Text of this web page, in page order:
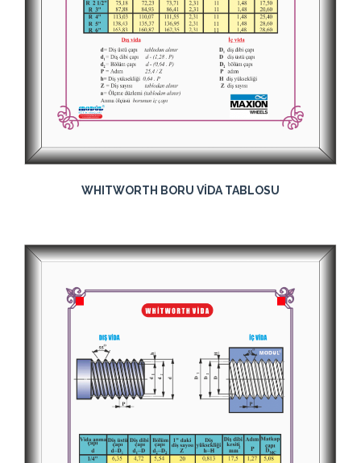
WHITWORTH BORU VİDA TABLOSU